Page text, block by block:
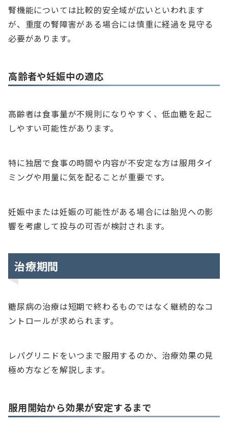
腎機能については比較的安全域が広いといわれます
が、重度の腎障害がある場合には慎重に経過を見守る
必要があります。
高齢者や妊娠中の適応
高齢者は食事量が不規則になりやすく、低血糖を起こ
しやすい可能性があります。
特に独居で食事の時間や内容が不安定な方は服用タイ
ミングや用量に気を配ることが重要です。
妊娠中または妊娠の可能性がある場合には胎児への影
響を考慮して投与の可否が検討されます。
治療期間
糖尿病の治療は短期で終わるものではなく継続的なコ
ントロールが求められます。
レパグリニドをいつまで服用するのか、治療効果の見
極め方などを解説します。
服用開始から効果が安定するまで